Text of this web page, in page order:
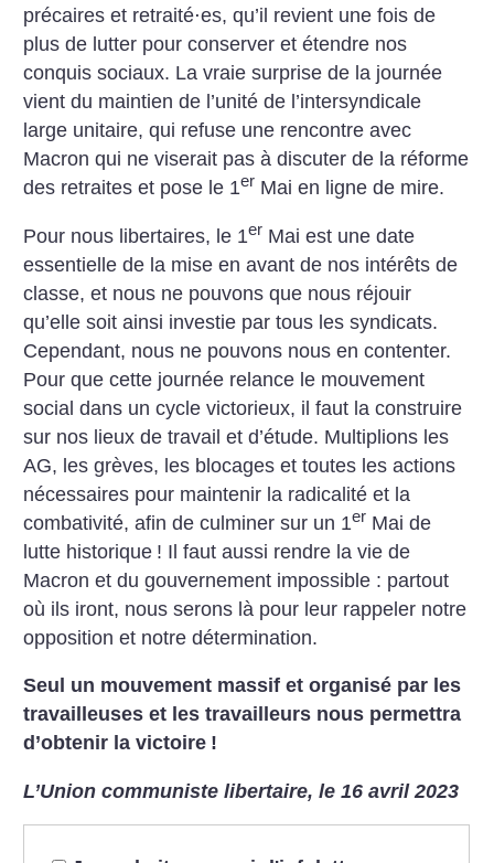
précaires et retraité⋅es, qu’il revient une fois de
plus de lutter pour conserver et étendre nos
conquis sociaux. La vraie surprise de la journée
vient du maintien de l’unité de l’intersyndicale
large unitaire, qui refuse une rencontre avec
Macron qui ne viserait pas à discuter de la réforme
des retraites et pose le 1er Mai en ligne de mire.
Pour nous libertaires, le 1er Mai est une date
essentielle de la mise en avant de nos intérêts de
classe, et nous ne pouvons que nous réjouir
qu’elle soit ainsi investie par tous les syndicats.
Cependant, nous ne pouvons nous en contenter.
Pour que cette journée relance le mouvement
social dans un cycle victorieux, il faut la construire
sur nos lieux de travail et d’étude. Multiplions les
AG, les grèves, les blocages et toutes les actions
nécessaires pour maintenir la radicalité et la
combativité, afin de culminer sur un 1er Mai de
lutte historique ! Il faut aussi rendre la vie de
Macron et du gouvernement impossible : partout
où ils iront, nous serons là pour leur rappeler notre
opposition et notre détermination.
Seul un mouvement massif et organisé par les
travailleuses et les travailleurs nous permettra
d’obtenir la victoire !
L’Union communiste libertaire, le 16 avril 2023